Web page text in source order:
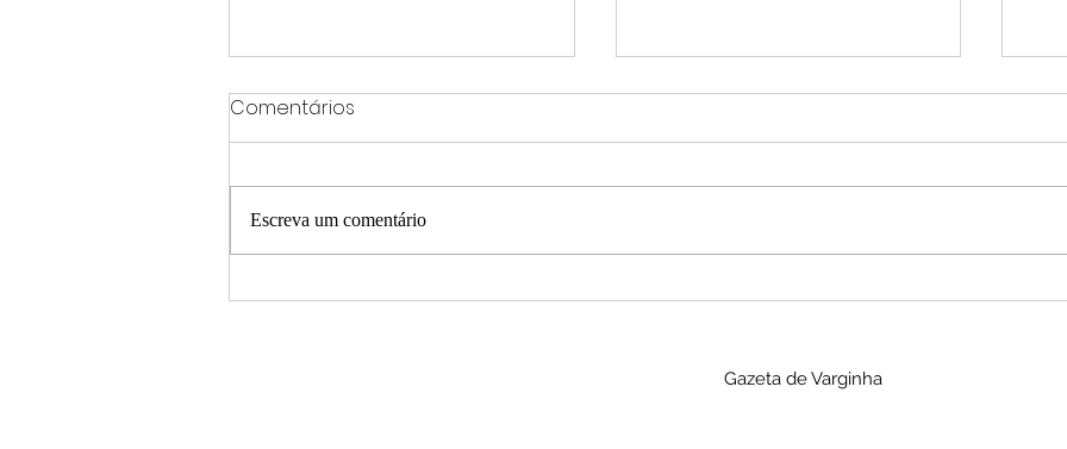
Brasil participa de grande
Anvisa determina
irregularmente pela
Comentários
Escreva um comentário
Gazeta de Varginha